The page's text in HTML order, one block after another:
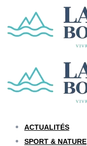
ACTUALITÉS
SPORT & NATURE